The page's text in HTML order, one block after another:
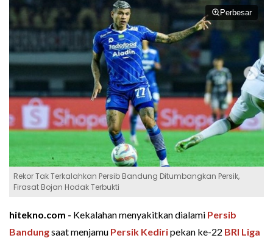
Perbesar
Rekor Tak Terkalahkan Persib Bandung Ditumbangkan Persik,
Firasat Bojan Hodak Terbukti
hitekno.com - Kekalahan menyakitkan dialami Persib
Bandungsaat menjamu Persik Kediripekan ke-22 BRI Liga